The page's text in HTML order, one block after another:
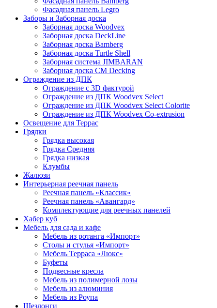
Фасадная панель Legro
Заборы и Заборная доска
Заборная доска Woodvex
Заборная доска DeckLine
Заборная доска Bamberg
Заборная доска Turtle Shell
Заборная система JIMBARAN
Заборная доска CM Decking
Ограждение из ДПК
Ограждение с 3D фактурой
Ограждение из ДПК Woodvex Select
Ограждение из ДПК Woodvex Select Colorite
Ограждение из ДПК Woodvex Co-extrusion
Освещение для Террас
Грядки
Грядка высокая
Грядка Средняя
Грядка низкая
Клумбы
Жалюзи
Интерьерная реечная панель
Реечная панель «Классик»
Реечная панель «Авангард»
Комплектующие для реечных панелей
Хабер куб
Мебель для сада и кафе
Мебель из ротанга «Импорт»
Столы и стулья «Импорт»
Мебель Терраса «Люкс»
Буфеты
Подвесные кресла
Мебель из полимерной лозы
Мебель из алюминия
Мебель из Роупа
Шезлонги